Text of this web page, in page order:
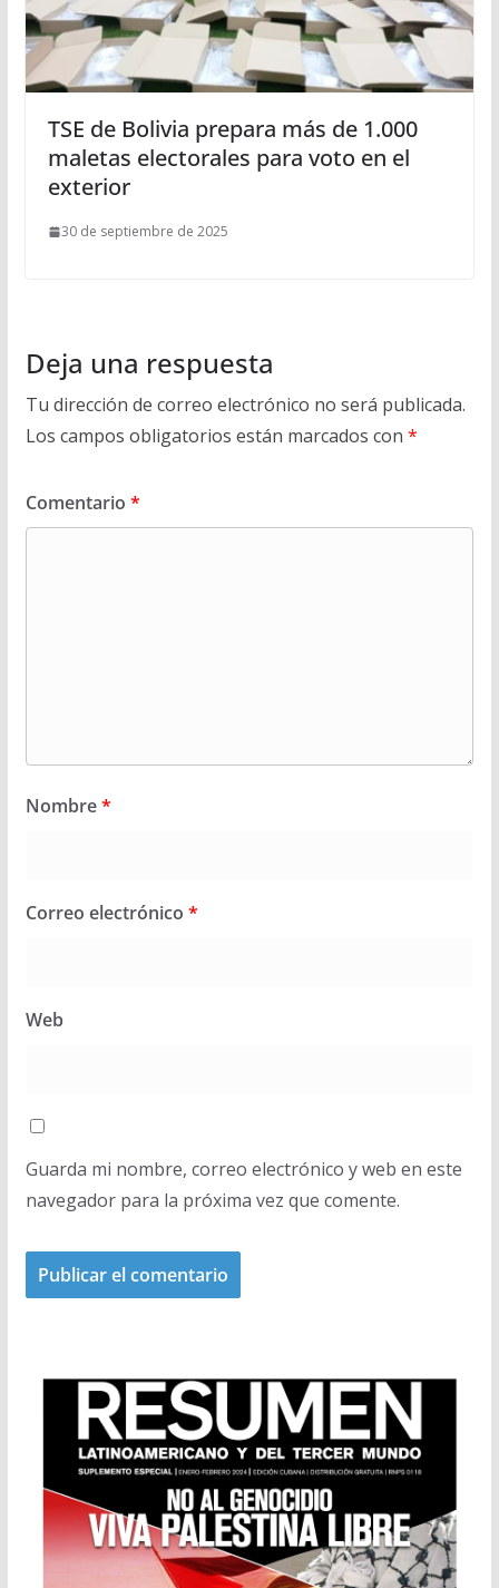
TSE de Bolivia prepara más de 1.000
maletas electorales para voto en el
exterior
30 de septiembre de 2025
Deja una respuesta
Tu dirección de correo electrónico no será publicada.
Los campos obligatorios están marcados con *
Comentario *
Nombre*
Correo electrónico *
Web
Guarda mi nombre, correo electrónico y web en este
navegador para la próxima vez que comente.